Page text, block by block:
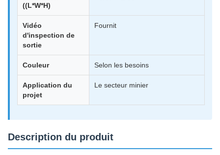
((L*W*H)
Vidéo
d'inspection de
sortie
Fournit
Couleur Selon les besoins
Application du
projet
Le secteur minier
Description du produit